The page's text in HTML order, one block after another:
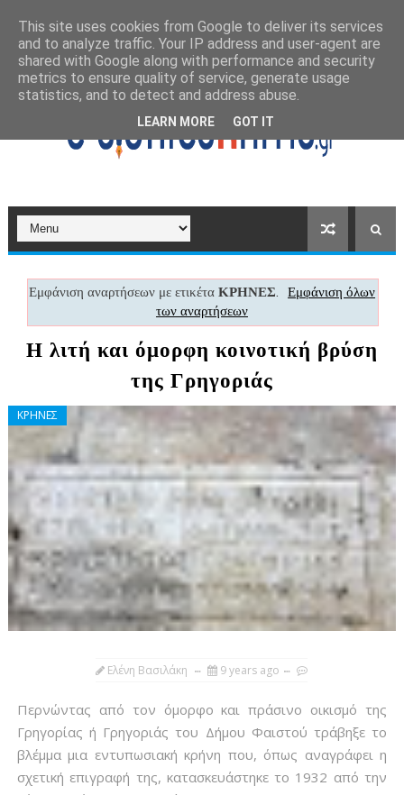
Εμφάνιση αναρτήσεων με ετικέτα ΚΡΗΝΕΣ. Εμφάνιση όλων
των αναρτήσεων
Η λιτή και όμορφη κοινοτική βρύση
της Γρηγοριάς
ΚΡΗΝΕΣ
Ελένη Βασιλάκη 9 years ago
Περνώντας από τον όμορφο και πράσινο οικισμό της
Γρηγορίας ή Γρηγοριάς του Δήμου Φαιστού τράβηξε το
βλέμμα μια εντυπωσιακή κρήνη που, όπως αναγράφει η
σχετική επιγραφή της, κατασκευάστηκε το 1932 από την
This site uses cookies from Google to deliver its services
and to analyze traffic. Your IP address and user-agent are
shared with Google along with performance and security
metrics to ensure quality of service, generate usage
statistics, and to detect and address abuse.
LEARN MORE GOT IT